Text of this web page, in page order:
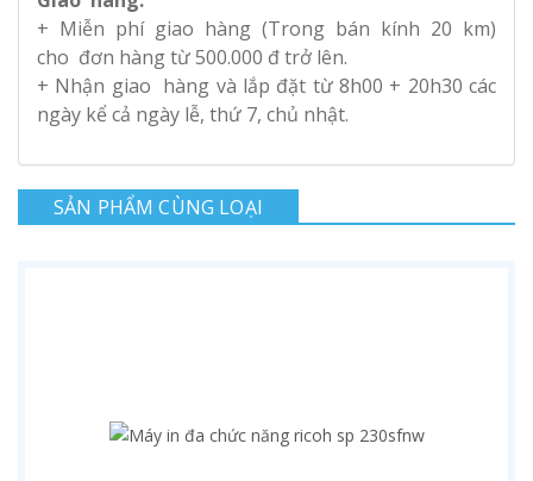
+ Miễn phí giao hàng (Trong bán kính 20 km)
cho đơn hàng từ 500.000 đ trở lên.
+ Nhận giao hàng và lắp đặt từ 8h00 + 20h30 các
ngày kể cả ngày lễ, thứ 7, chủ nhật.
SẢN PHẨM CÙNG LOẠI